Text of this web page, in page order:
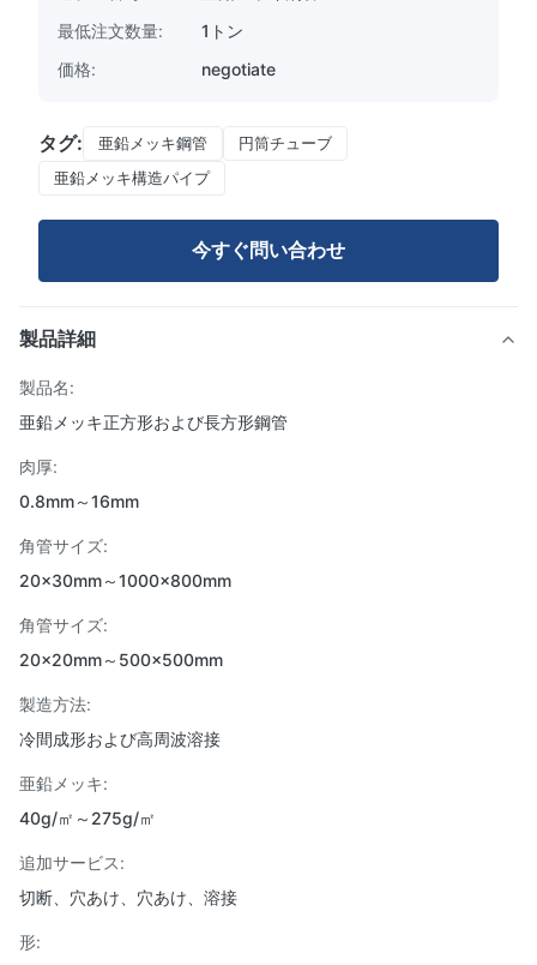
最低注文数量:
1トン
価格:
negotiate
タグ: 亜鉛メッキ鋼管
円筒チューブ
亜鉛メッキ構造パイプ
今すぐ問い合わせ
製品詳細
製品名:
亜鉛メッキ正方形および長方形鋼管
肉厚:
0.8mm～16mm
角管サイズ:
20×30mm～1000×800mm
角管サイズ:
20×20mm～500×500mm
製造方法:
冷間成形および高周波溶接
亜鉛メッキ:
40g/㎡～275g/㎡
追加サービス:
切断、穴あけ、穴あけ、溶接
形: